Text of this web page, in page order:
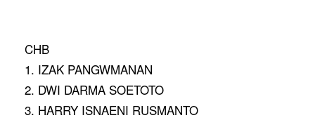
CHB
1. IZAK PANGWMANAN
2. DWI DARMA SOETOTO
3. HARRY ISNAENI RUSMANTO